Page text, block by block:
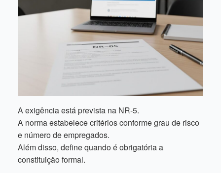
A exigência está prevista na NR-5.
A norma estabelece critérios conforme grau de risco
e número de empregados.
Além disso, define quando é obrigatória a
constituição formal.